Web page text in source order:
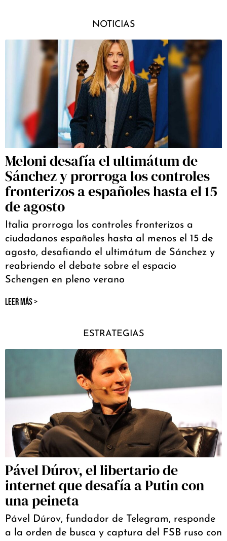
NOTICIAS
Meloni desafía el ultimátum de
Sánchez y prorroga los controles
fronterizos a españoles hasta el 15
de agosto
Italia prorroga los controles fronterizos a
ciudadanos españoles hasta al menos el 15 de
agosto, desafiando el ultimátum de Sánchez y
reabriendo el debate sobre el espacio
Schengen en pleno verano
LEER MÁS >
ESTRATEGIAS
Pável Dúrov, el libertario de
internet que desafía a Putin con
una peineta
Pável Dúrov, fundador de Telegram, responde
a la orden de busca y captura del FSB ruso con